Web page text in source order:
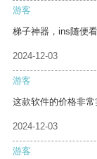
游客
梯子神器，ins随便
2024-12-03
游客
这款软件的价格非常
2024-12-03
游客